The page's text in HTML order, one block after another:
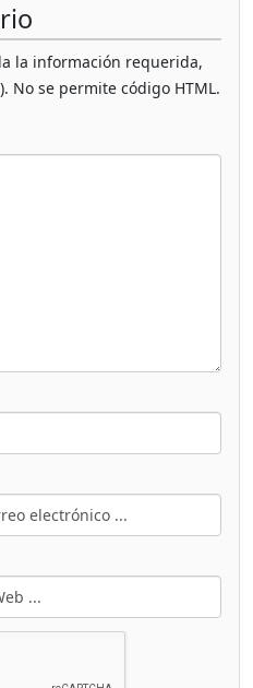
la información requerida,
No se permite código HTML.